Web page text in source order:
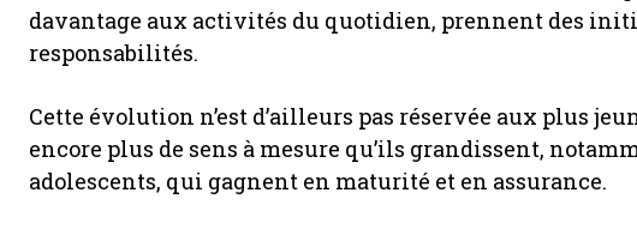
davantage aux activités du quotidien, prennent des
responsabilités.
Cette évolution n’est d’ailleurs pas réservée aux plus
encore plus de sens à mesure qu’ils grandissent,
adolescents, qui gagnent en maturité et en assurance.